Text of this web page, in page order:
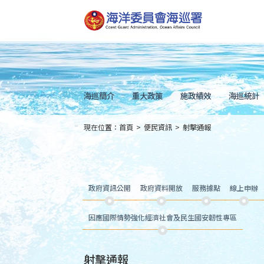
到
主
內
容
Skip
to
main
content
海巡簡介 重大政策 施政績效 海巡統計
::: 現在位置： 首頁 > 便民資訊 > 射擊通報
政府資訊公開 政府資料開放 服務據點 線上申辦
因應國際情勢強化經濟社會及民生國安韌性專區
射擊通報